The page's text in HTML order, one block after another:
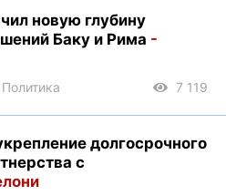
новую глубину
Баку и Рима -
7 119
долгосрочного
с